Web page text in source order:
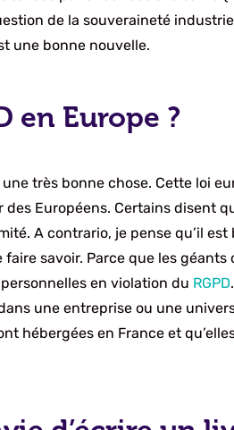
de la souveraineté
une bonne nouvelle.
en Europe ?
très bonne chose. Cette loi
Européens. Certains disent
A contrario, je pense qu’il
savoir. Parce que les
en violation du RGPD
une entreprise ou une
hébergées en France et